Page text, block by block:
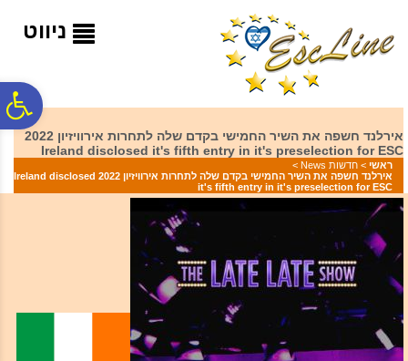
המרכזי
ניווט
אירלנד חשפה את השיר החמישי בקדם שלה לתחרות אירוויזיון 2022
Ireland disclosed it's fifth entry in it's preselection for ESC
ראשי > חדשות News
>
אירלנד חשפה את השיר החמישי בקדם שלה לתחרות אירוויזיון 2022 Ireland disclosed
it's fifth entry in it's preselection for ESC